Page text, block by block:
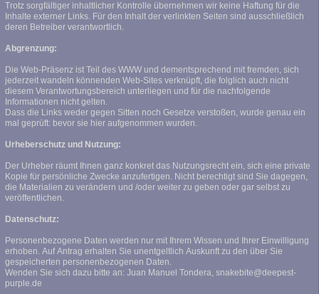
Trotz sorgfältiger inhaltlicher Kontrolle übernehmen wir keine Haftung für die
Inhalte externer Links. Für den Inhalt der verlinkten Seiten sind ausschließlich
deren Betreiber verantwortlich.
Abgrenzung:
Die Web-Präsenz ist Teil des WWW und dementsprechend mit fremden, sich
jederzeit wandeln könnenden Web-Sites verknüpft, die folglich auch nicht
diesem Verantwortungsbereich unterliegen und für die nachfolgende
Informationen nicht gelten.
Dass die Links weder gegen Sitten noch Gesetze verstoßen, wurde genau ein
mal geprüft: bevor sie hier aufgenommen wurden.
Urheberschutz und Nutzung:
Der Urheber räumt Ihnen ganz konkret das Nutzungsrecht ein, sich eine private
Kopie für persönliche Zwecke anzufertigen. Nicht berechtigt sind Sie dagegen,
die Materialien zu verändern und /oder weiter zu geben oder gar selbst zu
veröffentlichen.
Datenschutz:
Personenbezogene Daten werden nur mit Ihrem Wissen und Ihrer Einwilligung
erhoben. Auf Antrag erhalten Sie unentgeltlich Auskunft zu den über Sie
gespeicherten personenbezogenen Daten.
Wenden Sie sich dazu bitte an: Juan Manuel Tondera, snakebite@deepest-
purple.de